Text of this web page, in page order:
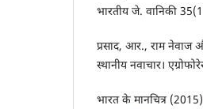
भारतीय जे. वानिकी
प्रसाद, आर., राम
स्थानीय नवाचार।
भारत के मानचित्र